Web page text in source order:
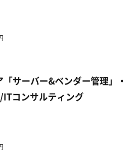
サーバー&ベンダー管理」・
コンサルティング